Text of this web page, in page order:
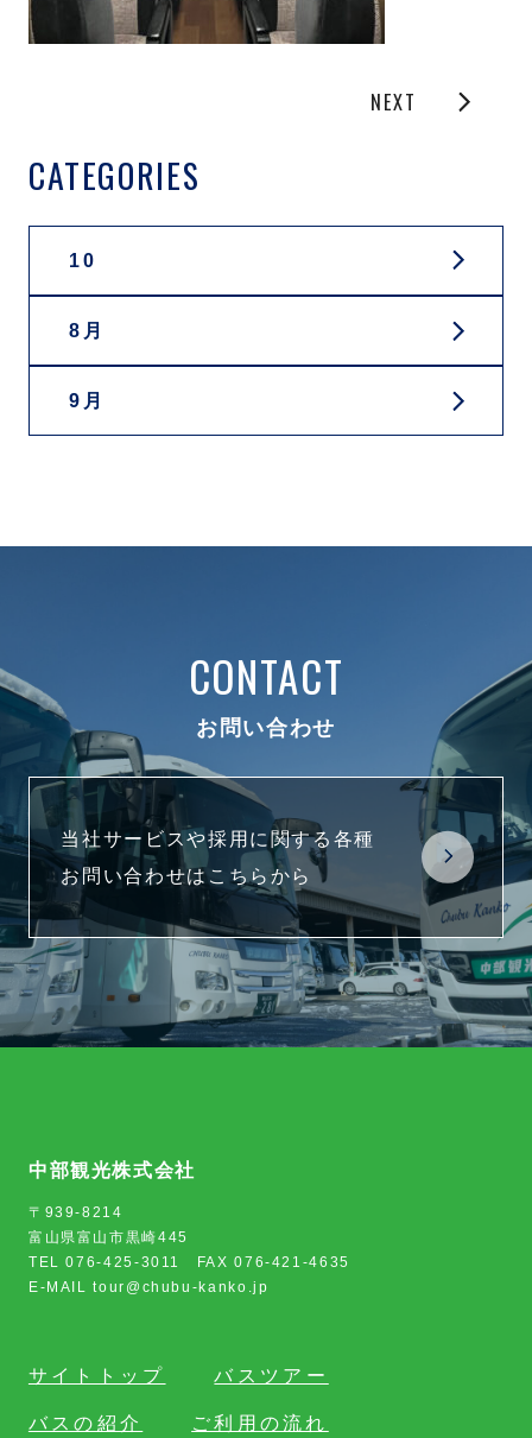
NEXT
CATEGORIES
10
8月
9月
CONTACT
お問い合わせ
当社サービスや採用に関する各種
お問い合わせはこちらから
中部観光株式会社
〒939-8214
富山県富山市黒崎445
TEL 076-425-3011 FAX 076-421-4635
E-MAIL tour@chubu-kanko.jp
サイトトップ バスツアー
バスの紹介 ご利用の流れ